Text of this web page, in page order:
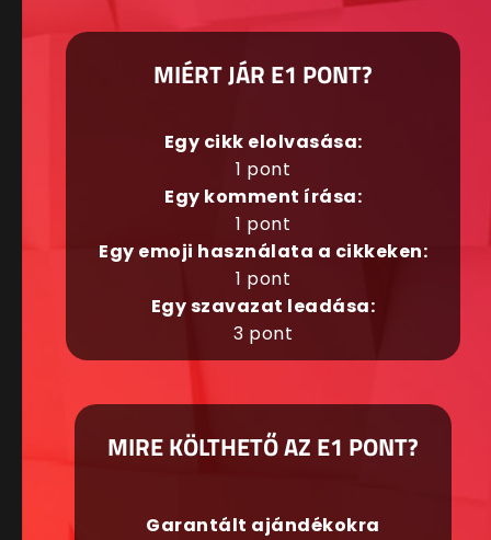
MIÉRT JÁR E1 PONT?
Egy cikk elolvasása:
1 pont
Egy komment írása:
1 pont
Egy emoji használata a cikkeken:
1 pont
Egy szavazat leadása:
3 pont
MIRE KÖLTHETŐ AZ E1 PONT?
Garantált ajándékokra